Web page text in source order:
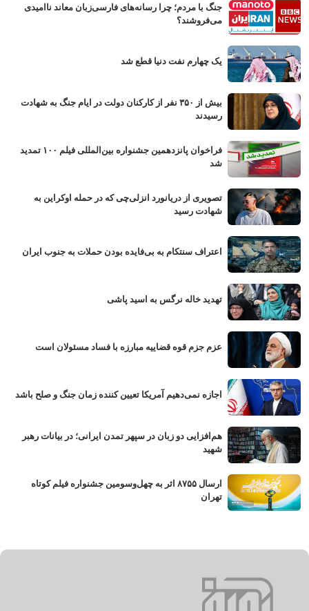
جنگ با مردم؛ چرا رسانه‌های فارسی‌زبان معاند ناامیدی
می‌فروشند؟
یک چهارم نفت دنیا قطع شد
بیش از ۳۵۰ نفر از کارکنان دولت در ایام جنگ به شهادت
رسیدند
فراخوان پانزدهمین جشنواره بین‌المللی فیلم ۱۰۰ تمدید
شد
تصویری از دریانورد انزلی‌چی که در حمله اوکراین به
شهادت رسید
اعتراف سنتکام به بی‌فایده بودن حملات به جنوب ایران
تهدید خاله نرگس به اسید پاشی
عزم جزم قوه قضاییه مبارزه با فساد مسئولان است
اجازه نمی‌دهیم آمریکا تعیین کننده زمان جنگ و صلح باشد
هم‌افزایی دو زبان در سپهر تمدن ایرانی؛ در بیانات رهبر
شهید
ارسال ۸۷۵۵ اثر به چهل‌وسومین جشنواره فیلم کوتاه
تهران